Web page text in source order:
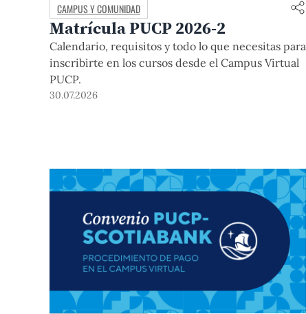
CAMPUS Y COMUNIDAD
Matrícula PUCP 2026-2
Calendario, requisitos y todo lo que necesitas para
inscribirte en los cursos desde el Campus Virtual
PUCP.
30.07.2026